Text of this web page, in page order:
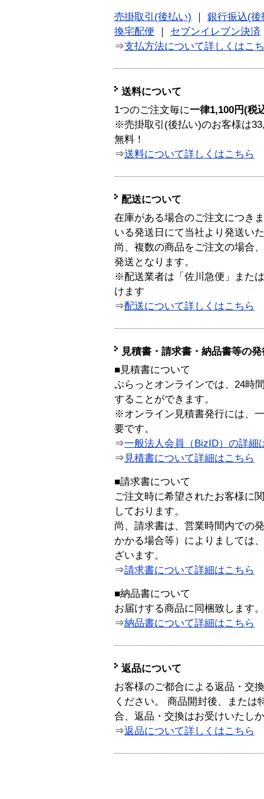
売掛取引(後払い)
銀行振込(後
換宅配便
セブンイレブン決済
⇒支払方法について詳しくはこ
送料について
1つのご注文毎に一律1,100円(税
※売掛取引(後払い)のお客様は
無料！
⇒送料について詳しくはこちら
配送について
在庫がある場合のご注文につき
いる発送日にて当社より発送い
尚、複数の商品をご注文の場合
発送となります。
※配送業者は「佐川急便」また
けます
⇒配送について詳しくはこちら
見積書・請求書・納品書等の
■見積書について
ぷらっとオンラインでは、24時
することができます。
※オンライン見積書発行には、
要です。
⇒一般法人会員（BizID）の詳細
⇒ 見積書について詳細はこちら
■請求書について
ご注文時に希望されたお客様に
しております。
尚、請求書は、営業時間内での
かかる場合等）によりましては
ざいます。
⇒請求書について詳細はこちら
■納品書について
お届けする商品に同梱致します。
⇒納品書について詳細はこちら
返品について
お客様のご都合による返品・交
ください。 商品開封後、または
合、返品・交換はお受けいたし
⇒返品について詳しくはこちら